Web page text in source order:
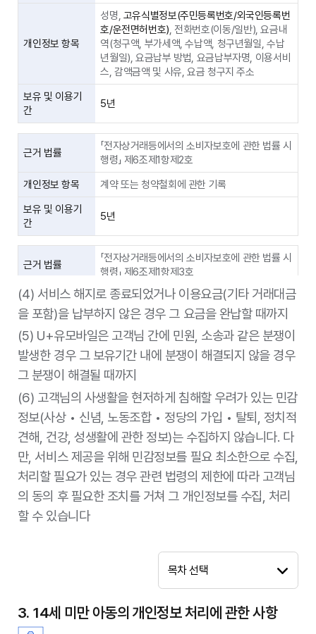
개인정보 항목
성명, 고유식별정보(주민등록번호/외국인등록번
호/운전면허번호) , 전화번호(이동/일반), 요금내
역(청구액, 부가세액, 수납액, 청구년월일, 수납
년월일), 요금납부 방법, 요금납부자명, 이용서비
스, 감액금액 및 사유, 요금 청구지 주소
보유 및 이용기
간
5년
근거 법률
「전자상거래등에서의 소비자보호에 관한 법률 시
행령」 제6조제1항제2호
개인정보 항목 계약 또는 청약철회에 관한 기록
보유 및 이용기
간
5년
근거 법률
「전자상거래등에서의 소비자보호에 관한 법률 시
행령」 제6조제1항제3호
개인정보 항목 대금결제 및 재화 등의 공급에 관한 기록
보유 및 이용기
간
5년
근거 법률
「전자상거래등에서의 소비자보호에 관한 법률 시
행령」 제6조제1항제4호
개인정보 항목 소비자의 불만 또는 분쟁처리에 관한 기록
보유 및 이용기
3년
근거 법률
「전자상거래등에서의 소비자보호에 관한 법률 시
행령」 제6조제1항제1호
개인정보 항목
개인정보 항목
통신사실확인자료 제공에 필요한 성명, 주민등록
(4) 서비스 해지로 종료되었거나 이용요금(기타 거래대금
을 포함)을 납부하지 않은 경우 그 요금을 완납할 때까지
(5) U+유모바일은 고객님 간에 민원, 소송과 같은 분쟁이
발생한 경우 그 보유기간 내에 분쟁이 해결되지 않을 경우
그 분쟁이 해결될 때까지
(6) 고객님의 사생활을 현저하게 침해할 우려가 있는 민감
정보(사상 • 신념, 노동조합 • 정당의 가입 • 탈퇴, 정치적
견해, 건강, 성생활에 관한 정보)는 수집하지 않습니다. 다
만, 서비스 제공을 위해 민감정보를 필요 최소한으로 수집,
처리할 필요가 있는 경우 관련 법령의 제한에 따라 고객님
의 동의 후 필요한 조치를 거쳐 그 개인정보를 수집, 처리
할 수 있습니다
목차 선택
3. 14세 미만 아동의 개인정보 처리에 관한 사항